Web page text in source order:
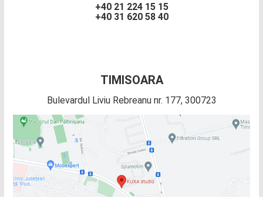
+40 21 224 15 15
+40 31 620 58 40
TIMISOARA
Bulevardul Liviu Rebreanu nr. 177, 300723